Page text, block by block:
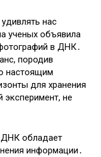
нас
ученых объявила
в ДНК․
породив
настоящим
для хранения
эксперимент, не
ДНК обладает
информации․